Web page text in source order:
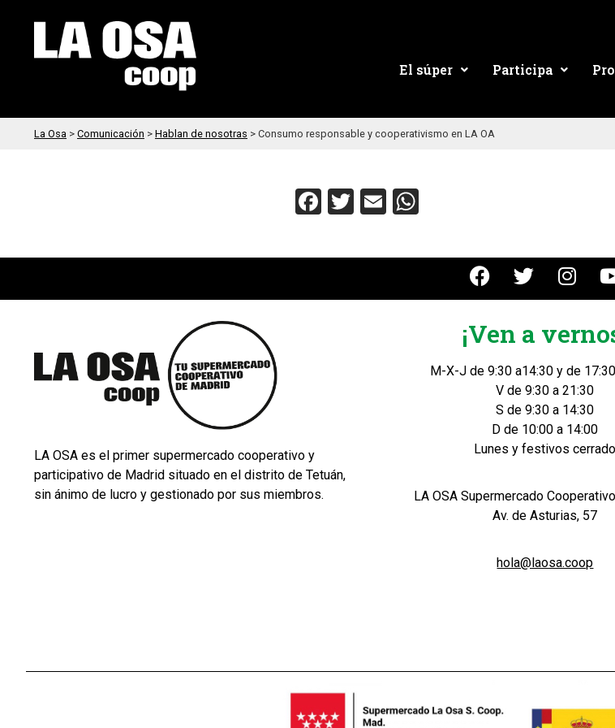
El súper Participa
La Osa > Comunicación > Hablan de nosotras > Consumo responsable y cooperativismo en LA OA
Facebook
Twitter
Email
LA OSA es el primer supermercado cooperativo y
participativo de Madrid situado en el distrito de Tetuán,
sin ánimo de lucro y gestionado por sus miembros.
¡Ven a
M-X-J de 9:30 a14:30 y de
V de 9:30 a 21:30
S de 9:30 a 14:30
D de 10:00 a 14:00
Lunes y festivos cerrado
LA OSA Supermercado
Av. de Asturias, 57
hola@laosa.coop